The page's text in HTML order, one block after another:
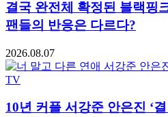
결국 완전체 확정된 블랙핑
팬들의 반응은 다르다?
2026.08.07
TV
10년 커플 서강준 안은진 ‘